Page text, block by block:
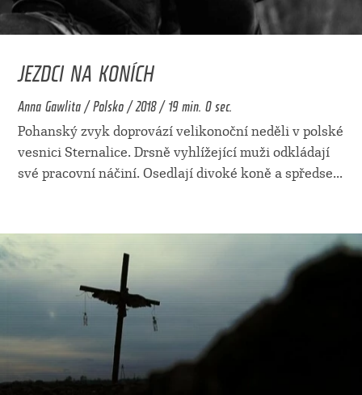
JEZDCI NA KONÍCH
Anna Gawlita / Polsko / 2018 / 19 min. 0 sec.
Pohanský zvyk doprovází velikonoční neděli v polské
vesnici Sternalice. Drsně vyhlížející muži odkládají
své pracovní náčiní. Osedlají divoké koně a spředse...